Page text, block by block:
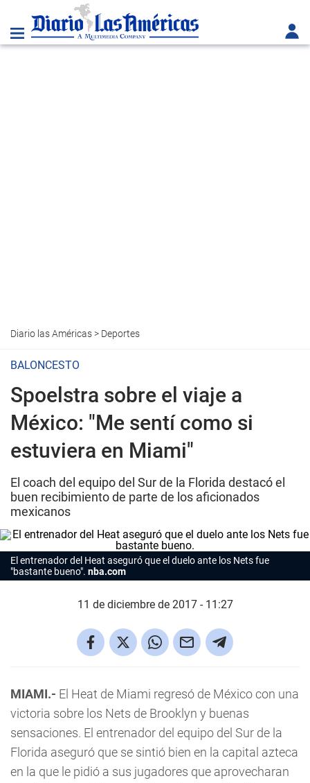
Diario las Américas> Deportes
BALONCESTO
Spoelstra sobre el viaje a
México: "Me sentí como si
estuviera en Miami"
El coach del equipo del Sur de la Florida destacó el
buen recibimiento de parte de los aficionados
mexicanos
El entrenador del Heat aseguró que el duelo ante los Nets fue
"bastante bueno". nba.com
11 de diciembre de 2017 - 11:27
MIAMI.- El Heat de Miami regresó de México con una
victoria sobre los Nets de Brooklyn y buenas
sensaciones. El entrenador del equipo del Sur de la
Florida aseguró que se sintió bien en la capital azteca
en la que le pidió a sus jugadores que aprovecharan